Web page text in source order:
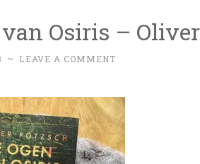
van Osiris –
~ LEAVE A COMMENT